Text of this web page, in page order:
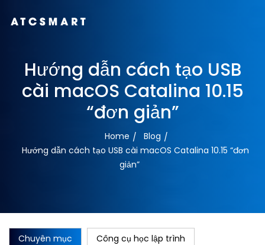
Hướng dẫn cách tạo USB
cài macOS Catalina 10.15
“đơn giản”
Home
Blog
Hướng dẫn cách tạo USB cài macOS Catalina 10.15 “đơn
giản”
Chuyên mục Công cụ học lập trình